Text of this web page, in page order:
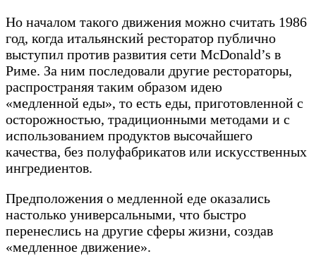
Но началом такого движения можно считать 1986
год, когда итальянский ресторатор публично
выступил против развития сети McDonald’s в
Риме. За ним последовали другие рестораторы,
распространяя таким образом идею
«медленной еды», то есть еды, приготовленной с
осторожностью, традиционными методами и с
использованием продуктов высочайшего
качества, без полуфабрикатов или искусственных
ингредиентов.
Предположения о медленной еде оказались
настолько универсальными, что быстро
перенеслись на другие сферы жизни, создав
«медленное движение».